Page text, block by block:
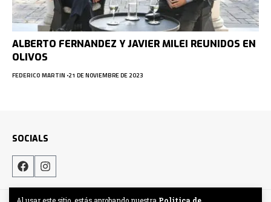
ALBERTO FERNANDEZ Y JAVIER MILEI REUNIDOS EN
OLIVOS
FEDERICO MARTIN 21 DE NOVIEMBRE DE 2023
SOCIALS